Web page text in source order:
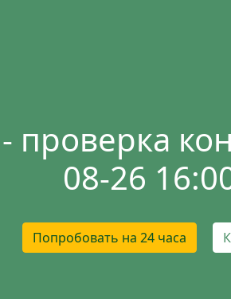
проверка
08-26
Попробовать на 24 часа